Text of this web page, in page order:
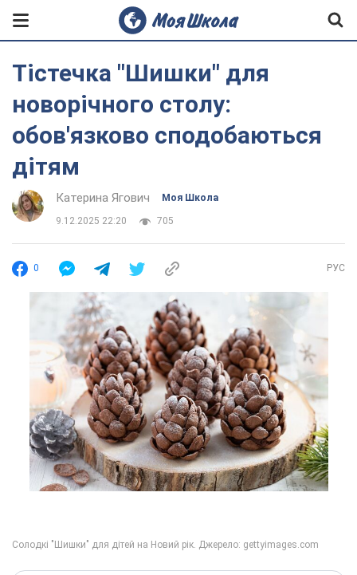
Тістечка "Шишки" для
новорічного столу:
обов'язково сподобаються
дітям
Катерина Ягович Моя Школа
9.12.2025 22:20 705
0 РУС